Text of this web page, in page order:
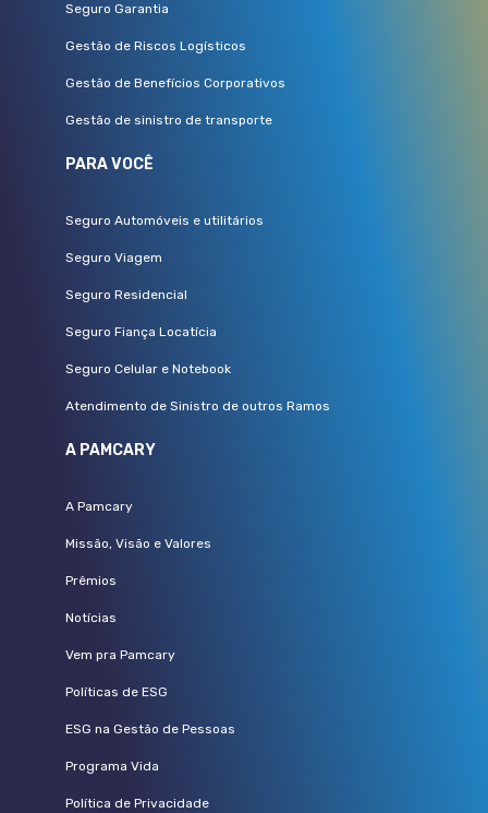
Seguro Garantia
Gestão de Riscos Logísticos
Gestão de Benefícios Corporativos
Gestão de sinistro de transporte
PARA VOCÊ
Seguro Automóveis e utilitários
Seguro Viagem
Seguro Residencial
Seguro Fiança Locatícia
Seguro Celular e Notebook
Atendimento de Sinistro de outros Ramos
A PAMCARY
A Pamcary
Missão, Visão e Valores
Prêmios
Notícias
Vem pra Pamcary
Políticas de ESG
ESG na Gestão de Pessoas
Programa Vida
Política de Privacidade